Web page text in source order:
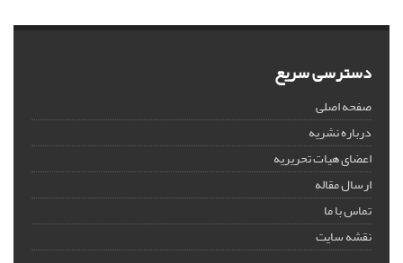
دسترسی سریع
صفحه اصلی
درباره نشریه
اعضای هیات تحریریه
ارسال مقاله
تماس با ما
نقشه سایت